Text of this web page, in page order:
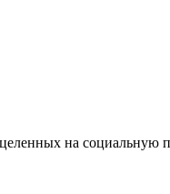
на социальную